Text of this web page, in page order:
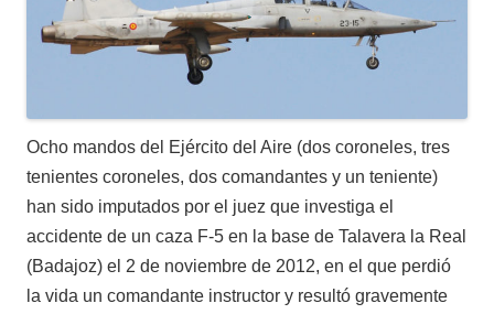
Ocho mandos del Ejército del Aire (dos coroneles, tres
tenientes coroneles, dos comandantes y un teniente)
han sido imputados por el juez que investiga el
accidente de un caza F-5 en la base de Talavera la Real
(Badajoz) el 2 de noviembre de 2012, en el que perdió
la vida un comandante instructor y resultó gravemente